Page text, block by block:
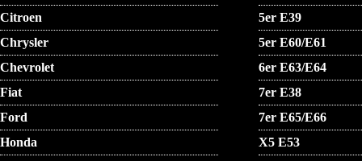
Citroen
Chrysler
Chevrolet
Fiat
Ford
Honda
5er E39
5er E60/E61
6er E63/E64
7er E38
7er E65/E66
X5 E53